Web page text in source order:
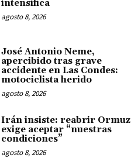
intensifica
agosto 8, 2026
José Antonio Neme,
apercibido tras grave
accidente en Las Condes:
motociclista herido
agosto 8, 2026
Irán insiste: reabrir Ormuz
exige aceptar “nuestras
condiciones”
agosto 8, 2026